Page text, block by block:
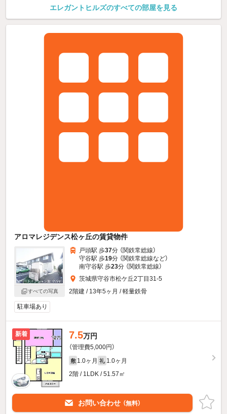
エレガントヒルズのすべての部屋を見る
アロマレジデンス松ヶ丘の賃貸物件
すべての写真
戸頭駅 歩37分 （関鉄常総線）
守谷駅 歩19分 （関鉄常総線など）
南守谷駅 歩23分 （関鉄常総線）
茨城県守谷市松ケ丘2丁目31-5
2階建 / 13年5ヶ月 / 軽量鉄骨
駐車場あり
新着 7.5万円
（管理費5,000円）
敷 1.0ヶ月 礼 1.0ヶ月
2階 / 1LDK / 51.57㎡
お問い合わせ （無料）